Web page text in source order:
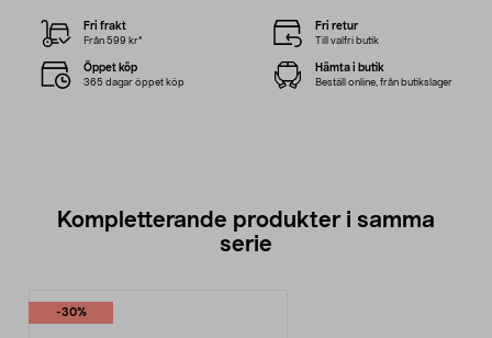
Fri frakt
Från 599 kr*
Fri retur
Till valfri butik
Öppet köp
365 dagar öppet köp
Hämta i butik
Beställ online, från butikslager
Kompletterande produkter i samma
serie
-30%